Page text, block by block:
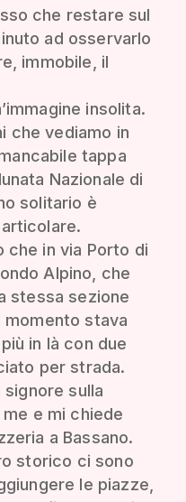
che restare sul
ad osservarlo
immobile, il
insolita.
che vediamo in
tappa
Nazionale di
solitario è
che in via Porto di
Alpino, che
stessa sezione
momento stava
in là con due
per strada.
signore sulla
e mi chiede
a Bassano.
storico ci sono
le piazze,